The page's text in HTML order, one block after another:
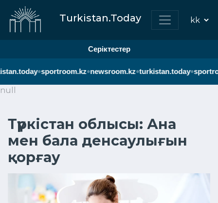
Turkistan.Today
Серіктестер
•sportroom.kz•newsroom.kz•turkistan.today•
null
Түркістан облысы: Ана
мен бала денсаулығын
қорғау